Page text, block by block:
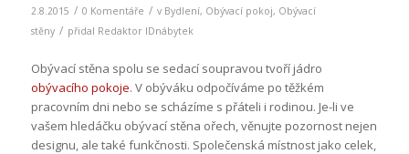
2.8.2015 / 0 Komentáře / v Bydlení, Obývací pokoj, Obývací
stěny / přidal Redaktor IDnábytek
Obývací stěna spolu se sedací soupravou tvoří jádro
obývacího pokoje. V obýváku odpočíváme po těžkém
pracovním dni nebo se scházíme s přáteli i rodinou. Je-li ve
vašem hledáčku obývací stěna ořech, věnujte pozornost nejen
designu, ale také funkčnosti. Společenská místnost jako celek,